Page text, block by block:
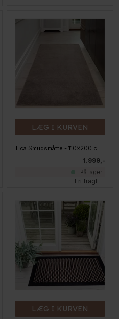
LÆG I KURVEN
1.999,-
På lager
Fri fragt
LÆG I KURVEN